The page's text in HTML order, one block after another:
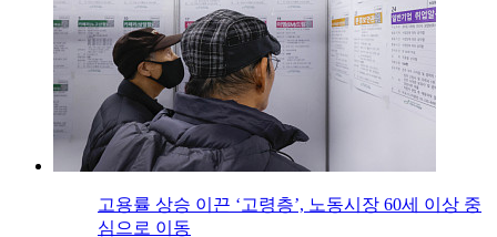
고용률 상승 이끈 ‘고령층’, 노동시장 60세 이상 중
심으로 이동